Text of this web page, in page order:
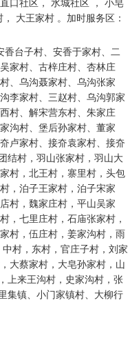
口社区， 水城社区 ， 小皂
大王家村 。加时服务区：
香台子村、安香于家村、二
家村、古梓庄村、杏林庄
、乌沟聂家村、乌沟张家
李家村、三赵村、乌沟郭家
村、解宋营东村、朱家庄
沟村、堡后孙家村、董家
卢家村、接夼袁家村、接夼
结村，羽山张家村，羽山大
村，北王村，寨里村，头包
，泊子王家村，泊子宋家
村，魏家庄村，平山吴家
，七里庄村，石庙张家村，
村，伍庄村，姜家沟村，雨
村，东村，官庄子村，刘家
大蔡家村，大皂孙家村，山
上来王沟村，史家沟村，张
集镇、小门家镇村、大柳行